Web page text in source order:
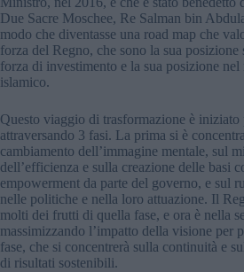
Due Sacre Moschee, Re Salman bin
modo che diventasse una road map che
forza del Regno, che sono la sua posizione
forza di investimento e la sua posizione nel
islamico.
Questo viaggio di trasformazione è
attraversando 3 fasi. La prima si è
cambiamento dell’immagine mentale, sul
dell’efficienza e sulla creazione delle basi
empowerment da parte del governo, e sul
nelle politiche e nella loro attuazione. Il
molti dei frutti di quella fase, e ora è nella
massimizzando l’impatto della visione per
fase, che si concentrerà sulla continuità e
di risultati sostenibili.